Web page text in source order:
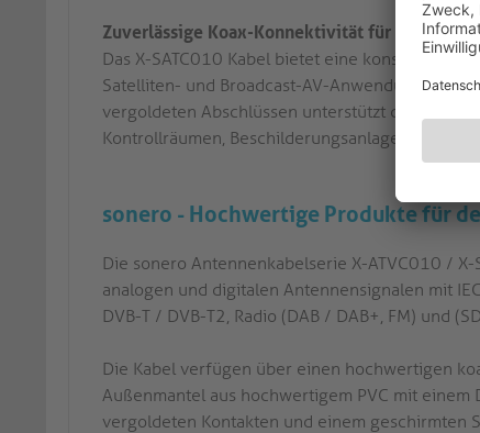
Zuverlässige Koax-Konnektivität für AV-
Das X-SATC010 Kabel bietet eine konstante
Satelliten- und Broadcast-AV-Anwendungen.
vergoldeten Abschlüssen unterstützt diese
Kontrollräumen, Beschilderungsanlagen und
sonero - Hochwertige Produkte für
Die sonero Antennenkabelserie X-ATVC010 /
analogen und digitalen Antennensignalen mit
DVB-T / DVB-T2, Radio (DAB / DAB+, FM) und
Die Kabel verfügen über einen hochwertigen
Außenmantel aus hochwertigem PVC mit
vergoldeten Kontakten und einem geschirmten